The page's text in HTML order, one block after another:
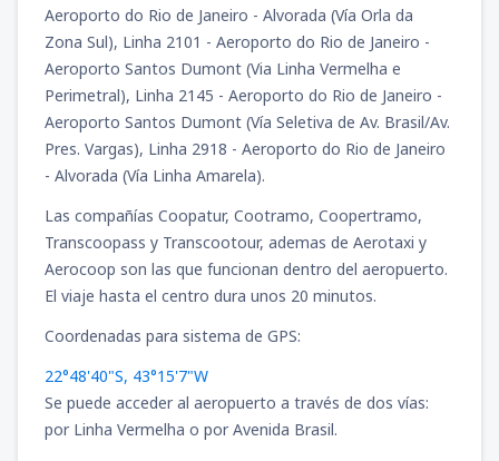
Aeroporto do Rio de Janeiro - Alvorada (Vía Orla da
Zona Sul), Linha 2101 - Aeroporto do Rio de Janeiro -
Aeroporto Santos Dumont (Via Linha Vermelha e
Perimetral), Linha 2145 - Aeroporto do Rio de Janeiro -
Aeroporto Santos Dumont (Vía Seletiva de Av. Brasil/Av.
Pres. Vargas), Linha 2918 - Aeroporto do Rio de Janeiro
- Alvorada (Vía Linha Amarela).
Las compañías Coopatur, Cootramo, Coopertramo,
Transcoopass y Transcootour, ademas de Aerotaxi y
Aerocoop son las que funcionan dentro del aeropuerto.
El viaje hasta el centro dura unos 20 minutos.
Coordenadas para sistema de GPS:
22°48'40"S, 43°15'7"W
Se puede acceder al aeropuerto a través de dos vías:
por Linha Vermelha o por Avenida Brasil.